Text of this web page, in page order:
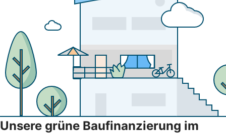
Unsere grüne Baufinanzierung im